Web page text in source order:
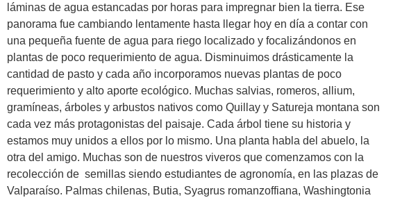
láminas de agua estancadas por horas para impregnar bien la tierra. Ese
panorama fue cambiando lentamente hasta llegar hoy en día a contar con
una pequeña fuente de agua para riego localizado y focalizándonos en
plantas de poco requerimiento de agua. Disminuimos drásticamente la
cantidad de pasto y cada año incorporamos nuevas plantas de poco
requerimiento y alto aporte ecológico. Muchas salvias, romeros, allium,
gramíneas, árboles y arbustos nativos como Quillay y Satureja montana son
cada vez más protagonistas del paisaje. Cada árbol tiene su historia y
estamos muy unidos a ellos por lo mismo. Una planta habla del abuelo, la
otra del amigo. Muchas son de nuestros viveros que comenzamos con la
recolección de semillas siendo estudiantes de agronomía, en las plazas de
Valparaíso. Palmas chilenas, Butia, Syagrus romanzoffiana, Washingtonia